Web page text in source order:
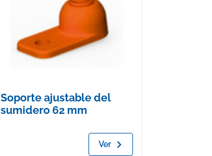
Soporte ajustable del
sumidero 62 mm
Ver